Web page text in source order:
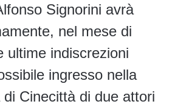
Signorini avrà
nel mese di
ultime indiscrezioni
ingresso nella
Cinecittà di due attori